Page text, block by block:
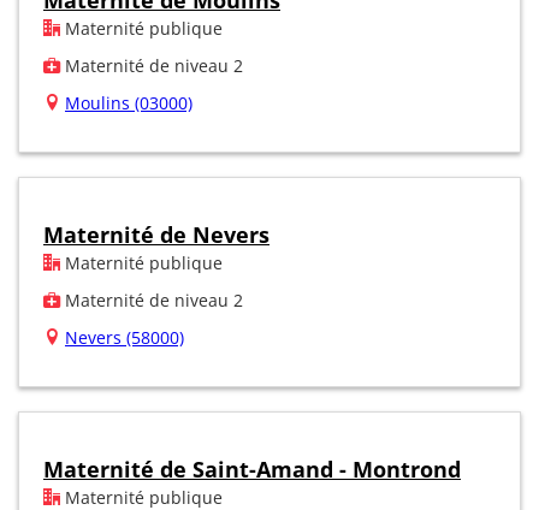
Maternité publique
Maternité de niveau 2
Moulins (03000)
Maternité de Nevers
Maternité publique
Maternité de niveau 2
Nevers (58000)
Maternité de Saint-Amand - Montrond
Maternité publique